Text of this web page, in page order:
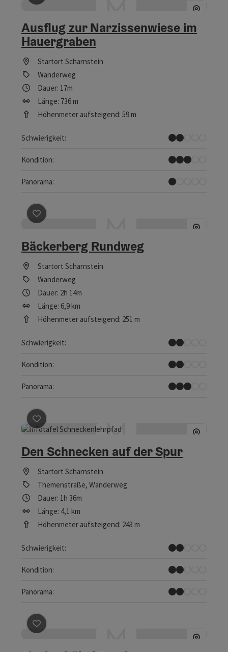
Ausflug zur Narzissenwiese im
Hauergraben
Startort Scharnstein
Wanderweg
Dauer: 17m
Länge: 736 m
Höhenmeter aufsteigend: 59 m
Schwierigkeit:
Leicht
Kondition:
Mittel
Panorama:
Kaum Ausblicke
Beitrag merken
Bäckerberg Rundweg
Startort Scharnstein
Wanderweg
Dauer: 2h 14m
Länge: 6,9 km
Höhenmeter aufsteigend: 251 m
Schwierigkeit:
Leicht
Kondition:
Leicht
Panorama:
Einige Ausblicke
Beitrag merken
Den Schnecken auf der Spur
Startort Scharnstein
Themenstraße, Wanderweg
Dauer: 1h 36m
Länge: 4,1 km
Höhenmeter aufsteigend: 243 m
Schwierigkeit:
Leicht
Kondition:
Leicht
Panorama:
Einzelne Ausblicke
Beitrag merken